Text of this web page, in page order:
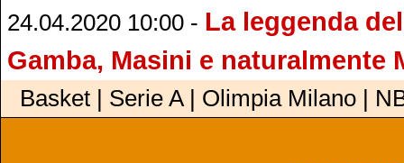
24.04.2020 10:00 - La leggenda
Gamba, Masini e naturalmente
Basket | Serie A | Olimpia Milano |